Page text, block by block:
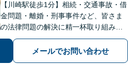
【川崎駅徒歩1分】相続・交通事故・借
金問題・離婚・刑事事件など、皆さま
の法律問題の解決に精一杯取り組みま
す。持ち前のバイタリティとフットワ
ークの軽さに自信あり。費用の負担を
最小限にするよう努めています。【地
メールでお問い合わせ